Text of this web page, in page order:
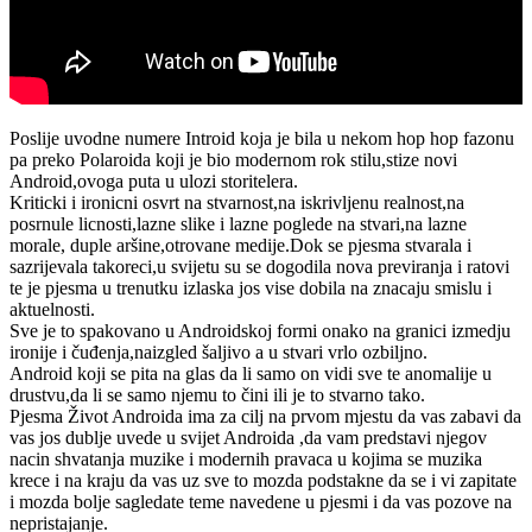
Poslije uvodne numere Introid koja je bila u nekom hop hop fazonu
pa preko Polaroida koji je bio modernom rok stilu,stize novi
Android,ovoga puta u ulozi storitelera.
Kriticki i ironicni osvrt na stvarnost,na iskrivljenu realnost,na
posrnule licnosti,lazne slike i lazne poglede na stvari,na lazne
morale, duple aršine,otrovane medije.Dok se pjesma stvarala i
sazrijevala takoreci,u svijetu su se dogodila nova previranja i ratovi
te je pjesma u trenutku izlaska jos vise dobila na znacaju smislu i
aktuelnosti.
Sve je to spakovano u Androidskoj formi onako na granici izmedju
ironije i čuđenja,naizgled šaljivo a u stvari vrlo ozbiljno.
Android koji se pita na glas da li samo on vidi sve te anomalije u
drustvu,da li se samo njemu to čini ili je to stvarno tako.
Pjesma Život Androida ima za cilj na prvom mjestu da vas zabavi da
vas jos dublje uvede u svijet Androida ,da vam predstavi njegov
nacin shvatanja muzike i modernih pravaca u kojima se muzika
krece i na kraju da vas uz sve to mozda podstakne da se i vi zapitate
i mozda bolje sagledate teme navedene u pjesmi i da vas pozove na
nepristajanje.